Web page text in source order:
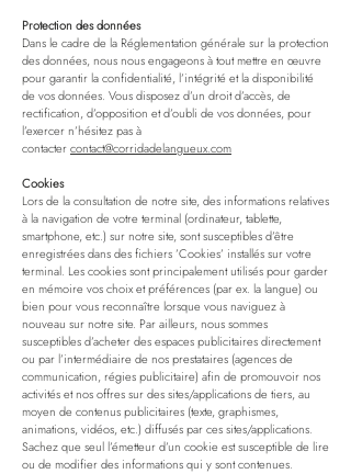
Protection des données
Dans le cadre de la Réglementation générale sur la protection
des données, nous nous engageons à tout mettre en œuvre
pour garantir la confidentialité, l’intégrité et la disponibilité
de vos données. Vous disposez d’un droit d’accès, de
rectification, d’opposition et d’oubli de vos données, pour
l’exercer n’hésitez pas à
contactercontact@corridadelangueux.com
Cookies
Lors de la consultation de notre site, des informations relatives
à la navigation de votre terminal (ordinateur, tablette,
smartphone, etc.) sur notre site, sont susceptibles d’être
enregistrées dans des fichiers ’Cookies’ installés sur votre
terminal. Les cookies sont principalement utilisés pour garder
en mémoire vos choix et préférences (par ex. la langue) ou
bien pour vous reconnaître lorsque vous naviguez à
nouveau sur notre site. Par ailleurs, nous sommes
susceptibles d’acheter des espaces publicitaires directement
ou par l’intermédiaire de nos prestataires (agences de
communication, régies publicitaire) afin de promouvoir nos
activités et nos offres sur des sites/applications de tiers, au
moyen de contenus publicitaires (texte, graphismes,
animations, vidéos, etc.) diffusés par ces sites/applications.
Sachez que seul l’émetteur d’un cookie est susceptible de lire
ou de modifier des informations qui y sont contenues.